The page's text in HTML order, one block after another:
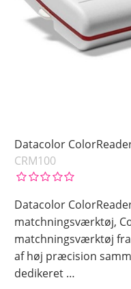
Datacolor
CRM100
Datacolor
matchningsværktøj,
matchningsværktøj
af høj præcision
dedikeret …